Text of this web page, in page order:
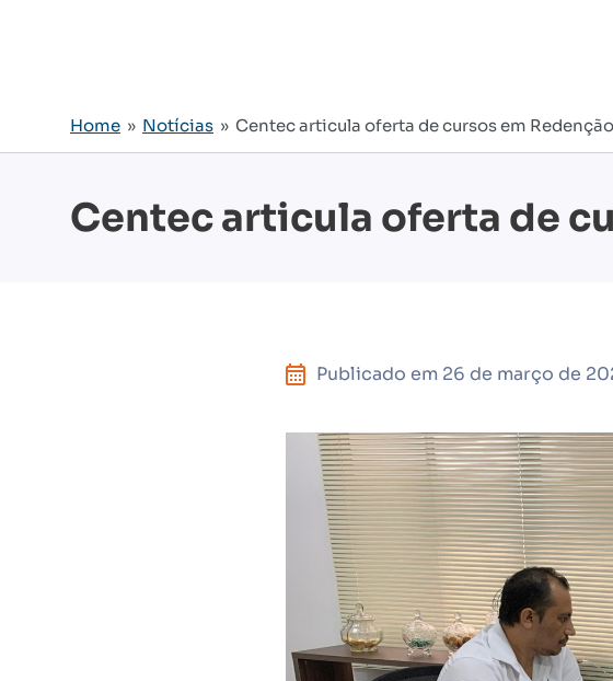
Home » Notícias » Centec articula oferta de cursos em Redenção
Centec articula oferta de
Publicado em 26 de março de